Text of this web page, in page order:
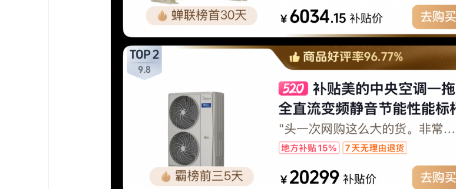
保定橡胶输送带生产厂家全方位解析与行业发
展前景
激光跟踪仪在
势